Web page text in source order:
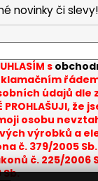
a
c
í
p
r
v
k
y
v
ý
p
novinky či slevy!
s
údajů dle
PROHLAŠUJI, že
osobu
výrobků a
č. 379/2005
č. 225/2006
Sb.